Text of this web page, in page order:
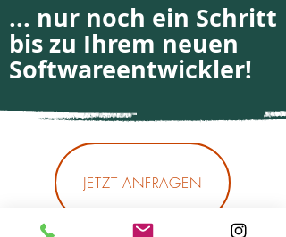
... nur noch ein Schritt
bis zu Ihrem neuen
Softwareentwickler!
JETZT ANFRAGEN